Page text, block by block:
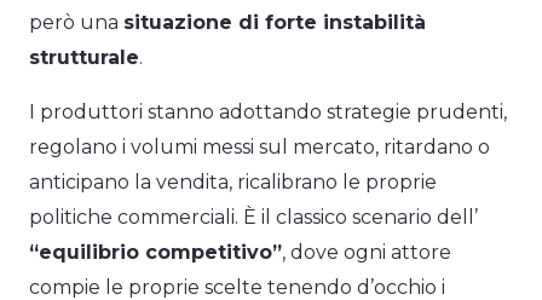
però una situazione di forte instabilità
strutturale.
I produttori stanno adottando strategie prudenti,
regolano i volumi messi sul mercato, ritardano o
anticipano la vendita, ricalibrano le proprie
politiche commerciali. È il classico scenario dell’
“equilibrio competitivo”, dove ogni attore
compie le proprie scelte tenendo d’occhio i